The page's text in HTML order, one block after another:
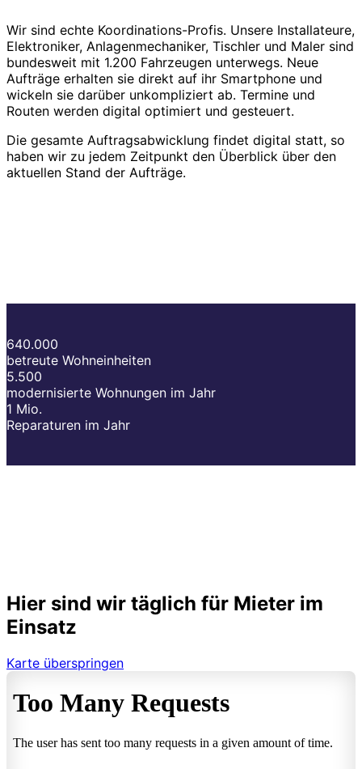
Wir sind echte Koordinations-Profis. Unsere Installateure,
Elektroniker, Anlagenmechaniker, Tischler und Maler sind
bundesweit mit 1.200 Fahrzeugen unterwegs. Neue
Aufträge erhalten sie direkt auf ihr Smartphone und
wickeln sie darüber unkompliziert ab. Termine und
Routen werden digital optimiert und gesteuert.
Die gesamte Auftragsabwicklung findet digital statt, so
haben wir zu jedem Zeitpunkt den Überblick über den
aktuellen Stand der Aufträge.
640.000
betreute Wohneinheiten
5.500
modernisierte Wohnungen im Jahr
1 Mio.
Reparaturen im Jahr
Hier sind wir täglich für Mieter im
Einsatz
Karte überspringen